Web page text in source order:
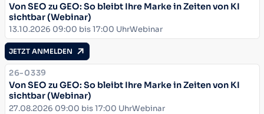
Von SEO zu GEO: So bleibt Ihre Marke in Zeiten von KI
sichtbar (Webinar)
Datum:
13.10.2026 09:00 bis 17:00 UhrOrt:
Webinar
JETZT ANMELDEN
KURSNUMMER:
26-0339
Von SEO zu GEO: So bleibt Ihre Marke in Zeiten von KI
sichtbar (Webinar)
Datum:
27.08.2026 09:00 bis 17:00 UhrOrt:
Webinar